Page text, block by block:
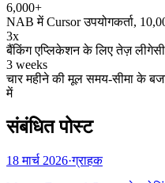
6,000+
NAB में Cursor उपयोगकर्ता,
3x
बैंकिंग एप्लिकेशन के लिए तेज़
3 weeks
चार महीने की मूल समय-सीमा के
में
संबंधित पोस्ट
18 मार्च 2026·ग्राहक